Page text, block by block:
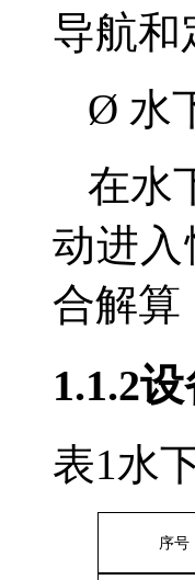
导航和
Ø 水
在水
动进
合解算
1.1.2设
表1水
序号